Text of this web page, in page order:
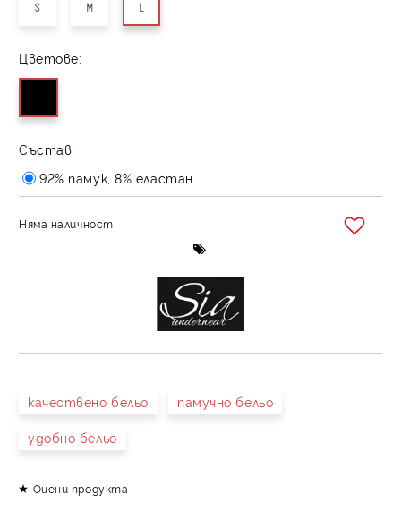
S M L
Цветове:
Състав:
92% памук, 8% еластан
Няма наличност
качествено бельо памучно бельо
удобно бельо
Оцени продукта